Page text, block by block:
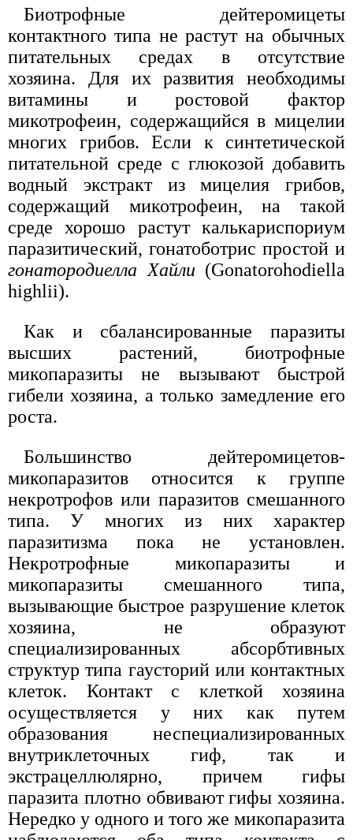
Биотрофные дейтеромицеты
контактного типа не растут на обычных
питательных средах в отсутствие
хозяина. Для их развития необходимы
витамины и ростовой фактор
микотрофеин, содержащийся в мицелии
многих грибов. Если к синтетической
питательной среде с глюкозой добавить
водный экстракт из мицелия грибов,
содержащий микотрофеин, на такой
среде хорошо растут калькариспориум
паразитический, гонатоботрис простой и
гонатородиелла Хайли (Gonatorohodiella
highlii).
Как и сбалансированные паразиты
высших растений, биотрофные
микопаразиты не вызывают быстрой
гибели хозяина, а только замедление его
роста.
Большинство дейтеромицетов-
микопаразитов относится к группе
некротрофов или паразитов смешанного
типа. У многих из них характер
паразитизма пока не установлен.
Некротрофные микопаразиты и
микопаразиты смешанного типа,
вызывающие быстрое разрушение клеток
хозяина, не образуют
специализированных абсорбтивных
структур типа гаусторий или контактных
клеток. Контакт с клеткой хозяина
осуществляется у них как путем
образования неспециализированных
внутриклеточных гиф, так и
экстрацеллюлярно, причем гифы
паразита плотно обвивают гифы хозяина.
Нередко у одного и того же микопаразита